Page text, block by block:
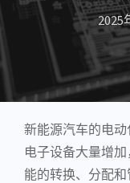
2025
新能源汽车的电动
电子设备大量增
能的转换、分配和